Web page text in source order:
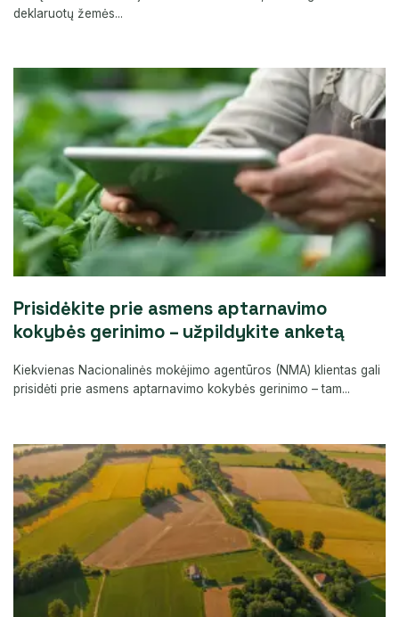
deklaruotų žemės...
Prisidėkite prie asmens aptarnavimo
kokybės gerinimo – užpildykite anketą
Kiekvienas Nacionalinės mokėjimo agentūros (NMA) klientas gali
prisidėti prie asmens aptarnavimo kokybės gerinimo – tam...